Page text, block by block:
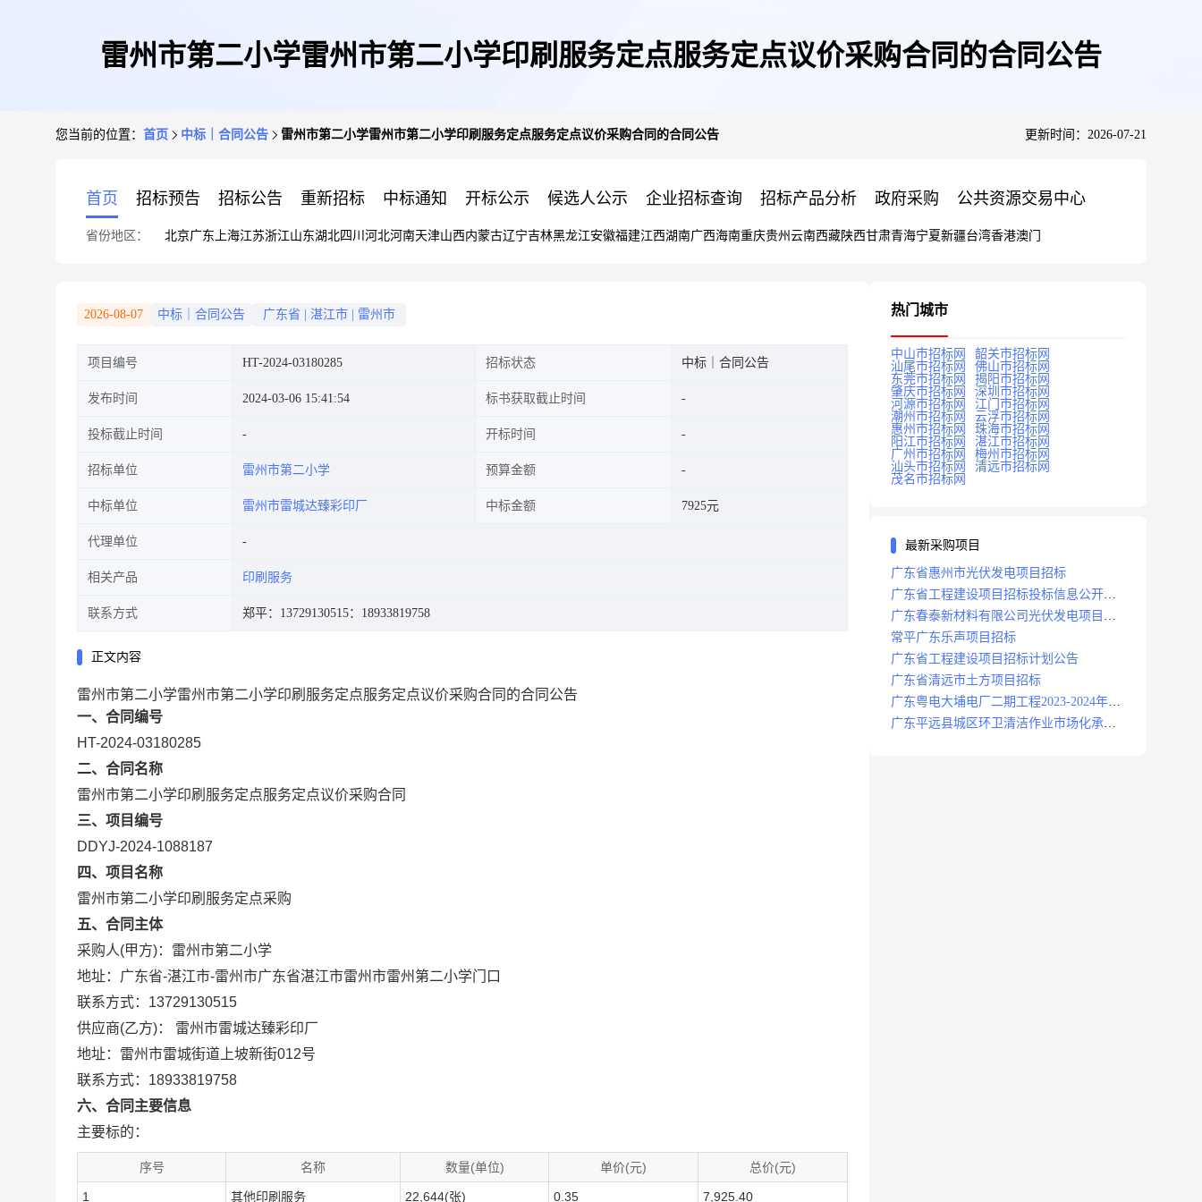
雷州市第二小学雷州市第二小学印刷服务定点服务定点议价采购合同的合同公告
您当前的位置： 首页 中标｜合同公告 雷州市第二小学雷州市第二小学印刷服务定点服务定点议价采购合同的合同公告 更新时间：2026-07-21
首页 招标预告 招标公告 重新招标 中标通知 开标公示 候选人公示 企业招标查询 招标产品分析 政府采购 公共资源交易中心
省份地区： 北京广东 上海江苏浙江山东湖北四川 河北河南天津山西内蒙古辽宁吉林黑龙江安徽福建江西湖南广西海南重庆贵州 云南西藏陕西甘肃青海宁夏新疆台湾香港澳门
2026-08-07 中标｜合同公告 广东省 湛江市 雷州市
项目编号 HT-2024-03180285 招标状态 中标｜合同公告
发布时间 2024-03-06 15:41:54 标书获取截止时间
投标截止时间 开标时间
招标单位 雷州市第二小学 预算金额
中标单位 雷州市雷城达臻彩印厂 中标金额 7925元
代理单位
相关产品 印刷服务
联系方式 郑平：13729130515：18933819758
正文内容
雷州市第二小学雷州市第二小学印刷服务定点服务定点议价采购合同的合同公告
一、合同编号
HT-2024-03180285
二、合同名称
雷州市第二小学印刷服务定点服务定点议价采购合同
三、项目编号
DDYJ-2024-1088187
四、项目名称
雷州市第二小学印刷服务定点采购
五、合同主体
采购人(甲方)：雷州市第二小学
地址：广东省-湛江市-雷州市广东省湛江市雷州市雷州第二小学门口
联系方式：13729130515
供应商(乙方)： 雷州市雷城达臻彩印厂
地址：雷州市雷城街道上坡新街012号
联系方式：18933819758
六、合同主要信息
主要标的：
序号 名称 数量(单位) 单价(元) 总价(元)
1 其他印刷服务 22,644(张) 0.35 7,925.40
热门城市
中山市招标网
韶关市招标网
汕尾市招标网
佛山市招标网
东莞市招标网
揭阳市招标网
肇庆市招标网
深圳市招标网
河源市招标网
江门市招标网
潮州市招标网
云浮市招标网
惠州市招标网
珠海市招标网
阳江市招标网
湛江市招标网
广州市招标网
梅州市招标网
汕头市招标网
清远市招标网
茂名市招标网
最新采购项目
广东省惠州市光伏发电项目招标
广东省工程建设项目招标投标信息公开目
录
广东春泰新材料有限公司光伏发电项目招
标
常平广东乐声项目招标
广东省工程建设项目招标计划公告
广东省清远市土方项目招标
广东粤电大埔电厂二期工程2023-2024年度
安保服务项目招标公告
广东平远县城区环卫清洁作业市场化承包